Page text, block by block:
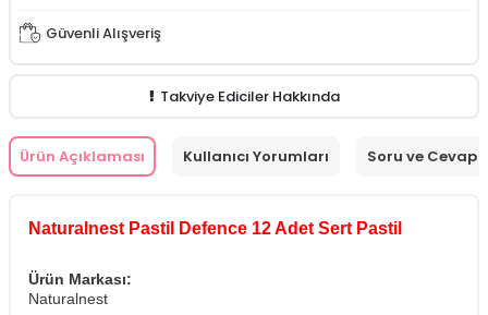
Güvenli Alışveriş
Takviye Ediciler Hakkında
Ürün Açıklaması Kullanıcı Yorumları Soru ve Cevap
Naturalnest Pastil Defence 12 Adet Sert Pastil
Ürün Markası:
Naturalnest